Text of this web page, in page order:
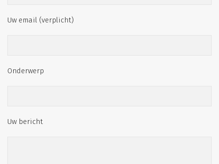
Uw email (verplicht)
Onderwerp
Uw bericht